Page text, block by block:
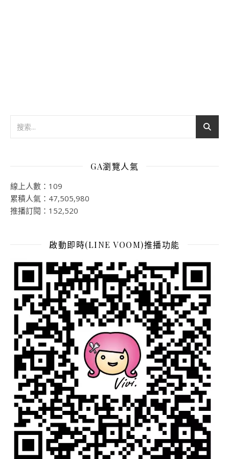
GA瀏覽人氣
線上人數：109
累積人氣：47,505,980
推播訂閱：152,520
啟動即時(LINE VOOM)推播功能